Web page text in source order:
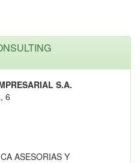
S.A.
6
ASESORIAS Y